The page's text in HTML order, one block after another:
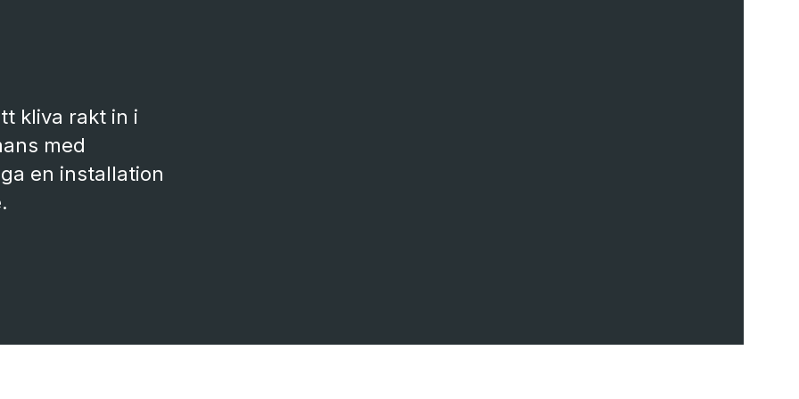
kliva rakt in i
med
en installation